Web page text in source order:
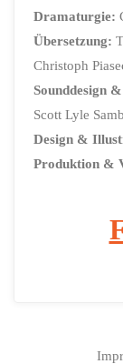
Dramaturgie:
Übersetzung:
Christoph
Sounddesign
Scott Lyle
Design &
Produktion &